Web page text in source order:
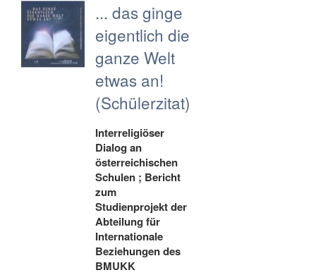
... das ginge
eigentlich die
ganze Welt
etwas an!
(Schülerzitat)
Interreligiöser
Dialog an
österreichischen
Schulen ; Bericht
zum
Studienprojekt der
Abteilung für
Internationale
Beziehungen des
BMUKK